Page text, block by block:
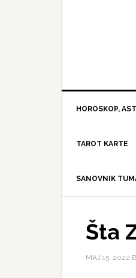
HOROSKOP,
TAROT KARTE
SANOVNIK
Šta
МАЈ 15, 2022